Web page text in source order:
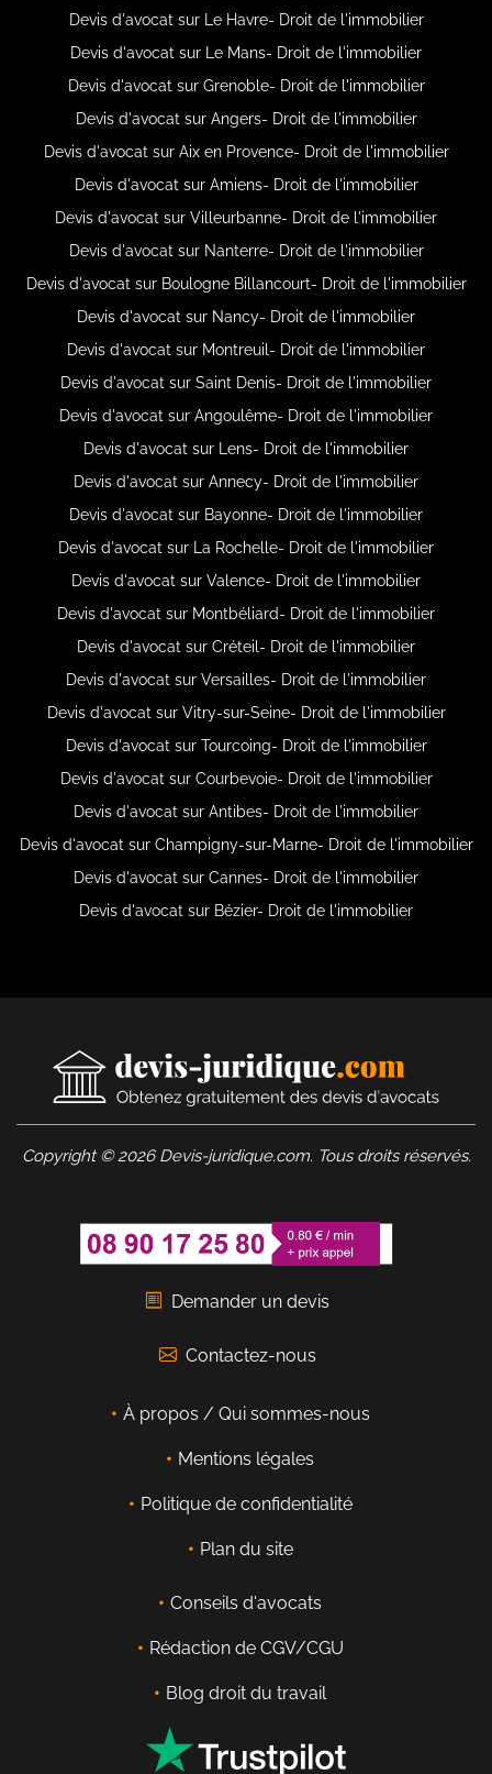
Devis d'avocat sur Le Havre- Droit de l'immobilier
Devis d'avocat sur Le Mans- Droit de l'immobilier
Devis d'avocat sur Grenoble- Droit de l'immobilier
Devis d'avocat sur Angers- Droit de l'immobilier
Devis d'avocat sur Aix en Provence- Droit de l'immobilier
Devis d'avocat sur Amiens- Droit de l'immobilier
Devis d'avocat sur Villeurbanne- Droit de l'immobilier
Devis d'avocat sur Nanterre- Droit de l'immobilier
Devis d'avocat sur Boulogne Billancourt- Droit de l'immobilier
Devis d'avocat sur Nancy- Droit de l'immobilier
Devis d'avocat sur Montreuil- Droit de l'immobilier
Devis d'avocat sur Saint Denis- Droit de l'immobilier
Devis d'avocat sur Angoulême- Droit de l'immobilier
Devis d'avocat sur Lens- Droit de l'immobilier
Devis d'avocat sur Annecy- Droit de l'immobilier
Devis d'avocat sur Bayonne- Droit de l'immobilier
Devis d'avocat sur La Rochelle- Droit de l'immobilier
Devis d'avocat sur Valence- Droit de l'immobilier
Devis d'avocat sur Montbéliard- Droit de l'immobilier
Devis d'avocat sur Créteil- Droit de l'immobilier
Devis d'avocat sur Versailles- Droit de l'immobilier
Devis d'avocat sur Vitry-sur-Seine- Droit de l'immobilier
Devis d'avocat sur Tourcoing- Droit de l'immobilier
Devis d'avocat sur Courbevoie- Droit de l'immobilier
Devis d'avocat sur Antibes- Droit de l'immobilier
Devis d'avocat sur Champigny-sur-Marne- Droit de l'immobilier
Devis d'avocat sur Cannes- Droit de l'immobilier
Devis d'avocat sur Bézier- Droit de l'immobilier
Copyright © 2026 Devis-juridique.com. Tous droits réservés.
Demander un devis
Contactez-nous
À propos / Qui sommes-nous
Mentions légales
Politique de confidentialité
Plan du site
Conseils d'avocats
Rédaction de CGV/CGU
Blog droit du travail